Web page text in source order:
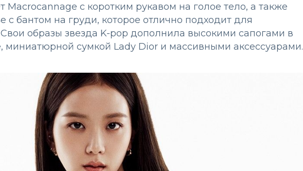
Macrocannage с коротким рукавом на голое тело, а также
с бантом на груди, которое отлично подходит для
образы звезда K-pop дополнила высокими сапогами в
миниатюрной сумкой Lady Dior и массивными аксессуарами.